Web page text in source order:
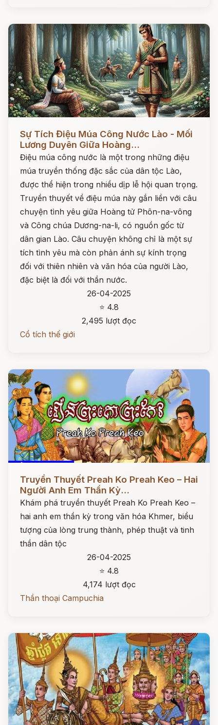
Sự Tích Điệu Múa Công Nước Lào - Mối
Lương Duyên Giữa Hoàng...
Điệu múa công nước là một trong những điệu
múa truyền thống đặc sắc của dân tộc Lào,
được thể hiện trong nhiều dịp lễ hội quan trọng.
Truyền thuyết về điệu múa này gắn liền với câu
chuyện tình yêu giữa Hoàng tử Phôn-na-vông
và Công chúa Dương-na-li, có nguồn gốc từ
dân gian Lào. Câu chuyện không chỉ là một sự
tích tình yêu mà còn phản ánh sự kính trọng
đối với thiên nhiên và văn hóa của người Lào,
đặc biệt là đối với thần nước.
26-04-2025
⭐ 4.8
2,495 lượt đọc
Cổ tích thế giới
Đọc ngay
Truyền Thuyết Preah Ko Preah Keo – Hai
Người Anh Em Thần Kỳ...
Khám phá truyền thuyết Preah Ko Preah Keo –
hai anh em thần kỳ trong văn hóa Khmer, biểu
tượng của lòng trung thành, phép thuật và tinh
thần dân tộc
26-04-2025
⭐ 4.8
4,174 lượt đọc
Thần thoại Campuchia